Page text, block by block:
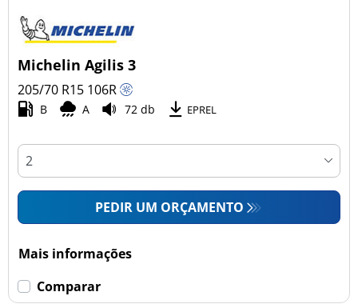
Michelin Agilis 3
205/70 R15 106R
B A 72 db EPREL
PEDIR UM ORÇAMENTO
Mais informações
Comparar